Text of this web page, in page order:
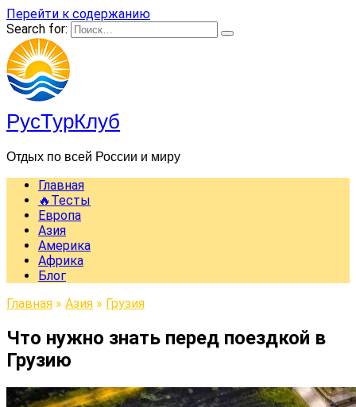
Перейти к содержанию
Search for:
РусТурКлуб
Отдых по всей России и миру
Главная
🔥Тесты
Европа
Азия
Америка
Африка
Блог
Главная » Азия » Грузия
Что нужно знать перед поездкой в
Грузию